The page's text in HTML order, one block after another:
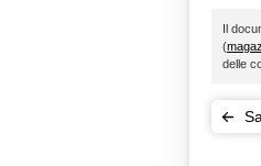
Il
(
delle